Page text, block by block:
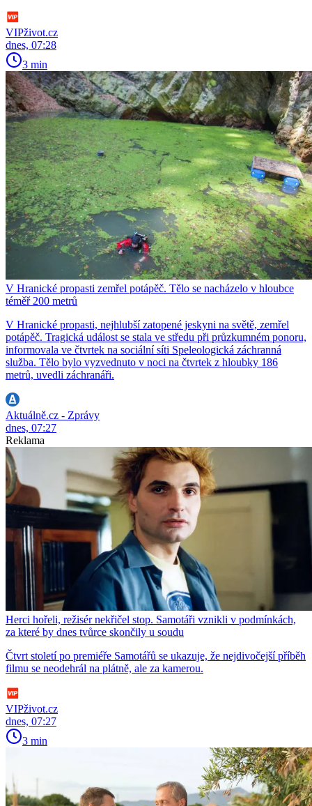
VIPživot.cz
dnes, 07:28
3 min
V Hranické propasti zemřel potápěč. Tělo se nacházelo v hloubce
téměř 200 metrů
V Hranické propasti, nejhlubší zatopené jeskyni na světě, zemřel
potápěč. Tragická událost se stala ve středu při průzkumném ponoru,
informovala ve čtvrtek na sociální síti Speleologická záchranná
služba. Tělo bylo vyzvednuto v noci na čtvrtek z hloubky 186
metrů, uvedli záchranáři.
Aktuálně.cz - Zprávy
dnes, 07:27
Reklama
Herci hořeli, režisér nekřičel stop. Samotáři vznikli v podmínkách,
za které by dnes tvůrce skončily u soudu
Čtvrt století po premiéře Samotářů se ukazuje, že nejdivočejší příběh
filmu se neodehrál na plátně, ale za kamerou.
VIPživot.cz
dnes, 07:27
3 min